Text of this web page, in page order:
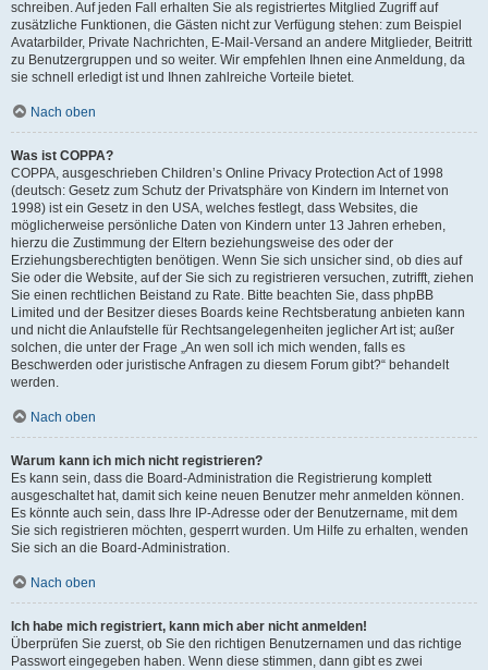
schreiben. Auf jeden Fall erhalten Sie als registriertes Mitglied Zugriff auf
zusätzliche Funktionen, die Gästen nicht zur Verfügung stehen: zum Beispiel
Avatarbilder, Private Nachrichten, E-Mail-Versand an andere Mitglieder, Beitritt
zu Benutzergruppen und so weiter. Wir empfehlen Ihnen eine Anmeldung, da
sie schnell erledigt ist und Ihnen zahlreiche Vorteile bietet.
Nach oben
Was ist COPPA?
COPPA, ausgeschrieben Children’s Online Privacy Protection Act of 1998
(deutsch: Gesetz zum Schutz der Privatsphäre von Kindern im Internet von
1998) ist ein Gesetz in den USA, welches festlegt, dass Websites, die
möglicherweise persönliche Daten von Kindern unter 13 Jahren erheben,
hierzu die Zustimmung der Eltern beziehungsweise des oder der
Erziehungsberechtigten benötigen. Wenn Sie sich unsicher sind, ob dies auf
Sie oder die Website, auf der Sie sich zu registrieren versuchen, zutrifft, ziehen
Sie einen rechtlichen Beistand zu Rate. Bitte beachten Sie, dass phpBB
Limited und der Besitzer dieses Boards keine Rechtsberatung anbieten kann
und nicht die Anlaufstelle für Rechtsangelegenheiten jeglicher Art ist; außer
solchen, die unter der Frage „An wen soll ich mich wenden, falls es
Beschwerden oder juristische Anfragen zu diesem Forum gibt?“ behandelt
werden.
Nach oben
Warum kann ich mich nicht registrieren?
Es kann sein, dass die Board-Administration die Registrierung komplett
ausgeschaltet hat, damit sich keine neuen Benutzer mehr anmelden können.
Es könnte auch sein, dass Ihre IP-Adresse oder der Benutzername, mit dem
Sie sich registrieren möchten, gesperrt wurden. Um Hilfe zu erhalten, wenden
Sie sich an die Board-Administration.
Nach oben
Ich habe mich registriert, kann mich aber nicht anmelden!
Überprüfen Sie zuerst, ob Sie den richtigen Benutzernamen und das richtige
Passwort eingegeben haben. Wenn diese stimmen, dann gibt es zwei